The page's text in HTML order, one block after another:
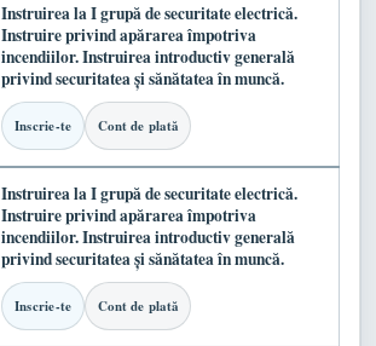
Instruirea la I grupă de securitate electrică.
Instruire privind apărarea împotriva
incendiilor. Instruirea introductiv generală
privind securitatea și sănătatea în muncă.
Inscrie-te Cont de plată
Instruirea la I grupă de securitate electrică.
Instruire privind apărarea împotriva
incendiilor. Instruirea introductiv generală
privind securitatea și sănătatea în muncă.
Inscrie-te Cont de plată